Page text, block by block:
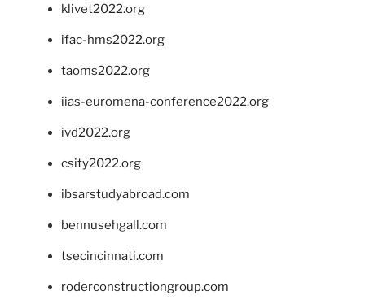
klivet2022.org
ifac-hms2022.org
taoms2022.org
iias-euromena-conference2022.org
ivd2022.org
csity2022.org
ibsarstudyabroad.com
bennusehgall.com
tsecincinnati.com
roderconstructiongroup.com